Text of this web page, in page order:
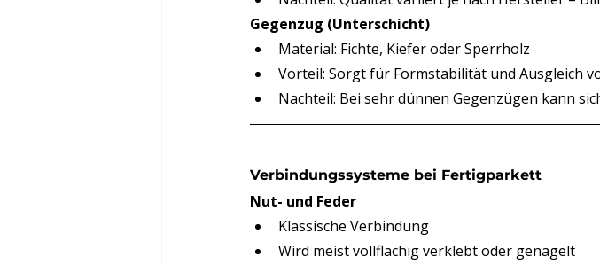
Gegenzug (Unterschicht)
Material: Fichte, Kiefer oder Sperrholz
Vorteil: Sorgt für Formstabilität und Ausgleich
Nachteil: Bei sehr dünnen Gegenzügen kann
Verbindungssysteme bei Fertigparkett
Nut- und Feder
Klassische Verbindung
Wird meist vollflächig verklebt oder genagelt